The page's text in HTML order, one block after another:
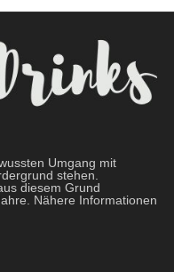
Umgang mit
stehen.
diesem Grund
Nähere Informationen